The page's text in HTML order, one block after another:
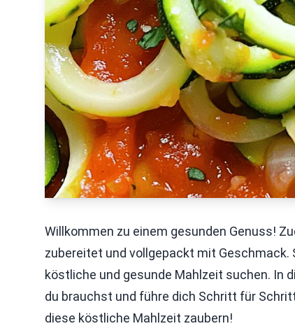
Willkommen zu einem gesunden Genuss!
zubereitet und vollgepackt mit Geschmack.
köstliche und gesunde Mahlzeit suchen. In
du brauchst und führe dich Schritt für
diese köstliche Mahlzeit zaubern!